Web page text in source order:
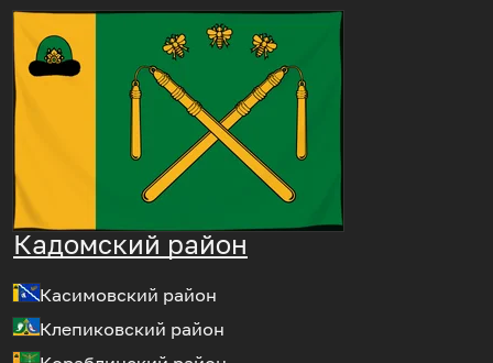
Кадомский район
Касимовский район
Клепиковский район